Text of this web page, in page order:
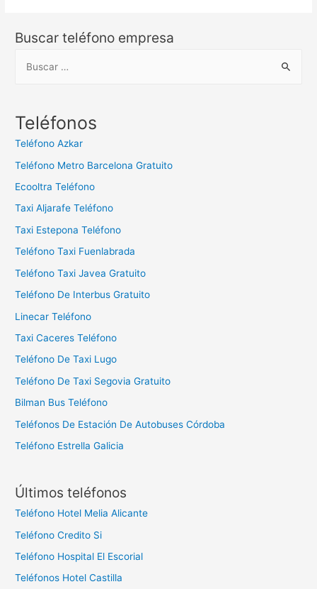
Buscar teléfono empresa
c
:
Teléfonos
Teléfono Azkar
Teléfono Metro Barcelona Gratuito
Ecooltra Teléfono
Taxi Aljarafe Teléfono
Taxi Estepona Teléfono
Teléfono Taxi Fuenlabrada
Teléfono Taxi Javea Gratuito
Teléfono De Interbus Gratuito
Linecar Teléfono
Taxi Caceres Teléfono
Teléfono De Taxi Lugo
Teléfono De Taxi Segovia Gratuito
Bilman Bus Teléfono
Teléfonos De Estación De Autobuses Córdoba
Teléfono Estrella Galicia
Últimos teléfonos
Teléfono Hotel Melia Alicante
Teléfono Credito Si
Teléfono Hospital El Escorial
Teléfonos Hotel Castilla